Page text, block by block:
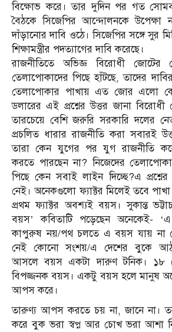
বিক্ষোভ করে। তার দুদিন পর গত
বৈঠকে সিজেপির আন্দোলনকে উপেক্ষা
দাঁড়ানোর দাবি ওঠে। সিজেপির সঙ্গে সুর
শিক্ষামন্ত্রীর পদত্যাগের দাবি করেছে।
রাজনীতিতে অভিজ্ঞ বিরোধী জোটের
তেলাপোকাদের পিছে হাঁটছে, তাদের
তেলাপোকার পাখায় এত জোর এলো
ডলারের এই প্রশ্নের উত্তর জানা
তারচেয়ে বেশি জরুরি সরকারি দলের
প্রচলিত ধারার রাজনীতি করা সবারই
তারা কেন যুগের পর যুগ রাজনীতি
করতে পারছেন না? নিজেদের
পিছে কেন সবাই লাইন দিচ্ছে?এ
নেই। অনেকগুলো ফ্যাক্টর মিলেই তবে
প্রথম ফ্যাক্টর অবশ্যই বয়স। সুকান্ত
বয়স’ কবিতাটি পড়েছেন অনেকেই-
কাপুরুষ নয়/পথ চলতে এ বয়স যায় না
নেই কোনো সংশয়/এ দেশের বুকে
আসলে বয়স একটা দারুণ টনিক। ১৮
বিপজ্জনক বয়স। একটু বয়স হলে মানুষ
আপস করে।
তারুণ্য আপস করতে চয় না, জানে না।
করে বুক ভরা স্বপ্ন আর চোখ ভরা আশা